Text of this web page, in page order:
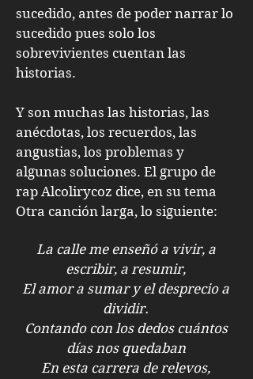
sucedido, antes de poder narrar lo
sucedido pues solo los
sobrevivientes cuentan las
historias.
Y son muchas las historias, las
anécdotas, los recuerdos, las
angustias, los problemas y
algunas soluciones. El grupo de
rap Alcolirycoz dice, en su tema
Otra canción larga, lo siguiente:
La calle me enseñó a vivir, a
escribir, a resumir,
El amor a sumar y el desprecio a
dividir.
Contando con los dedos cuántos
días nos quedaban
En esta carrera de relevos,